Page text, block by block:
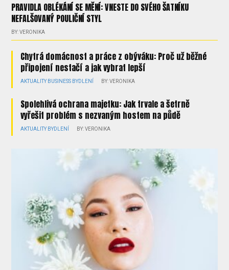
PRAVIDLA OBLÉKÁNÍ SE MĚNÍ: VNESTE DO SVÉHO ŠATNÍKU
NEFALŠOVANÝ POULIČNÍ STYL
BY: VERONIKA
Chytrá domácnost a práce z obýváku: Proč už běžné
připojení nestačí a jak vybrat lepší
AKTUALITY BUSINESS BYDLENÍ BY: VERONIKA
Spolehlivá ochrana majetku: Jak trvale a šetrně
vyřešit problém s nezvaným hostem na půdě
AKTUALITY BYDLENÍ BY: VERONIKA